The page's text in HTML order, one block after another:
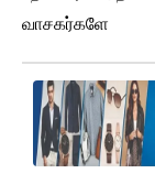
வாசகர்களே